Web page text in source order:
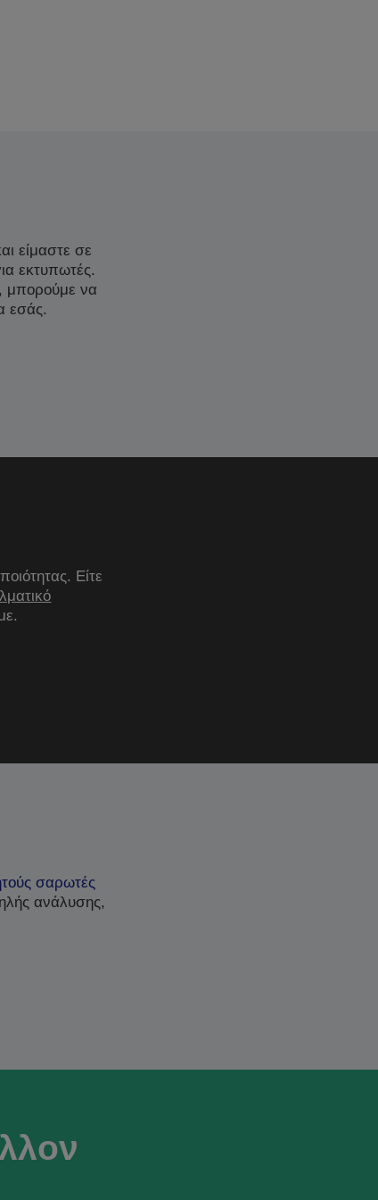
είμαστε σε
εκτυπωτές.
μπορούμε να
εσάς.
Είτε
σαρωτές
ανάλυσης,